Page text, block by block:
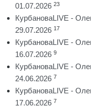
01.07.2026 23
КурбановаLIVE -
29.07.2026 17
КурбановаLIVE -
16.07.2026 9
КурбановаLIVE -
24.06.2026 7
КурбановаLIVE -
17.06.2026 7